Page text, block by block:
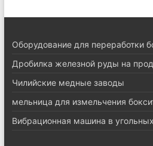
Оборудование для переработки
Дробилка железной руды на
Чилийские медные заводы
мельница для измельчения
Вибрационная машина в